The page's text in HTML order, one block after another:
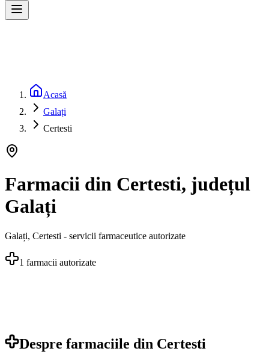
Acasă
Galați
Certesti
Farmacii din Certesti, județul
Galați
Galați, Certesti - servicii farmaceutice autorizate
1 farmacii autorizate
Despre farmaciile din Certesti